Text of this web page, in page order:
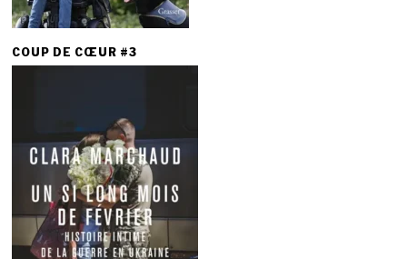
COUP DE CŒUR #3